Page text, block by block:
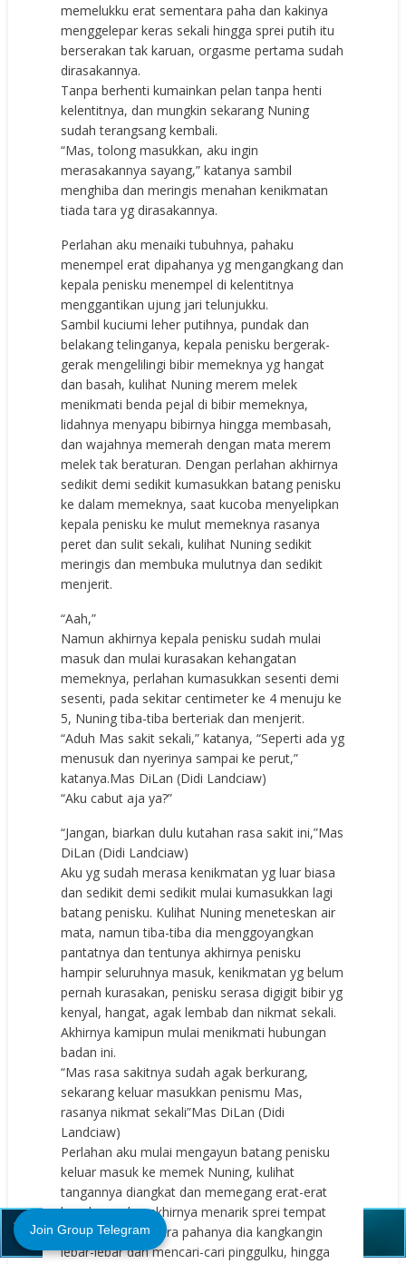
memelukku erat sementara paha dan kakinya
menggelepar keras sekali hingga sprei putih itu
berserakan tak karuan, orgasme pertama sudah
dirasakannya.
Tanpa berhenti kumainkan pelan tanpa henti
kelentitnya, dan mungkin sekarang Nuning
sudah terangsang kembali.
“Mas, tolong masukkan, aku ingin
merasakannya sayang,” katanya sambil
menghiba dan meringis menahan kenikmatan
tiada tara yg dirasakannya.
Perlahan aku menaiki tubuhnya, pahaku
menempel erat dipahanya yg mengangkang dan
kepala penisku menempel di kelentitnya
menggantikan ujung jari telunjukku.
Sambil kuciumi leher putihnya, pundak dan
belakang telinganya, kepala penisku bergerak-
gerak mengelilingi bibir memeknya yg hangat
dan basah, kulihat Nuning merem melek
menikmati benda pejal di bibir memeknya,
lidahnya menyapu bibirnya hingga membasah,
dan wajahnya memerah dengan mata merem
melek tak beraturan. Dengan perlahan akhirnya
sedikit demi sedikit kumasukkan batang penisku
ke dalam memeknya, saat kucoba menyelipkan
kepala penisku ke mulut memeknya rasanya
peret dan sulit sekali, kulihat Nuning sedikit
meringis dan membuka mulutnya dan sedikit
menjerit.
“Aah,”
Namun akhirnya kepala penisku sudah mulai
masuk dan mulai kurasakan kehangatan
memeknya, perlahan kumasukkan sesenti demi
sesenti, pada sekitar centimeter ke 4 menuju ke
5, Nuning tiba-tiba berteriak dan menjerit.
“Aduh Mas sakit sekali,” katanya, “Seperti ada yg
menusuk dan nyerinya sampai ke perut,”
katanya.Mas DiLan (Didi Landciaw)
“Aku cabut aja ya?”
“Jangan, biarkan dulu kutahan rasa sakit ini,”Mas
DiLan (Didi Landciaw)
Aku yg sudah merasa kenikmatan yg luar biasa
dan sedikit demi sedikit mulai kumasukkan lagi
batang penisku. Kulihat Nuning meneteskan air
mata, namun tiba-tiba dia menggoyangkan
pantatnya dan tentunya akhirnya penisku
hampir seluruhnya masuk, kenikmatan yg belum
pernah kurasakan, penisku serasa digigit bibir yg
kenyal, hangat, agak lembab dan nikmat sekali.
Akhirnya kamipun mulai menikmati hubungan
badan ini.
“Mas rasa sakitnya sudah agak berkurang,
sekarang keluar masukkan penismu Mas,
rasanya nikmat sekali”Mas DiLan (Didi
Landciaw)
Perlahan aku mulai mengayun batang penisku
keluar masuk ke memek Nuning, kulihat
tangannya diangkat dan memegang erat-erat
kepalanya dan akhirnya menarik sprei tempat
tidurnya, sementara pahanya dia kangkangin
lebar-lebar dan mencari-cari pinggulku, hingga
Close (X)
Join Group Telegram